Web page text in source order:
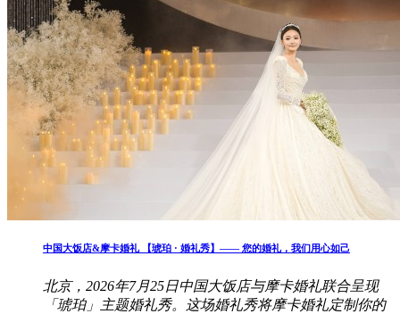
中国大饭店&摩卡婚礼 【琥珀 · 婚礼秀】—— 您的婚礼，我们用心如己
北京，2026年7月25日中国大饭店与摩卡婚礼联合呈现
「琥珀」主题婚礼秀。这场婚礼秀将摩卡婚礼定制你的